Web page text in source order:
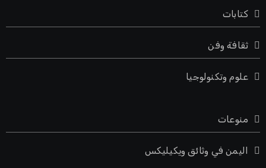
كتابات
ثقافة وفن
علوم وتكنولوجيا
منوعات
اليمن في وثائق ويكيليكس